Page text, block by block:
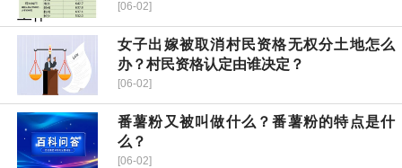
[06-02]
女子出嫁被取消村民资格无权分土地怎么
办？村民资格认定由谁决定？
[06-02]
番薯粉又被叫做什么？番薯粉的特点是什
么？
[06-02]